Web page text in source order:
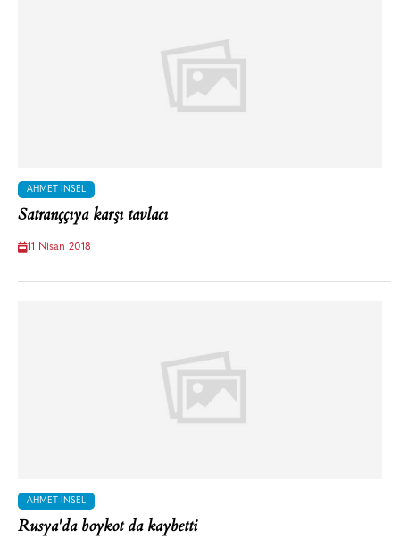
AHMET İNSEL
Satranççıya karşı tavlacı
11 Nisan 2018
AHMET İNSEL
Rusya'da boykot da kaybetti